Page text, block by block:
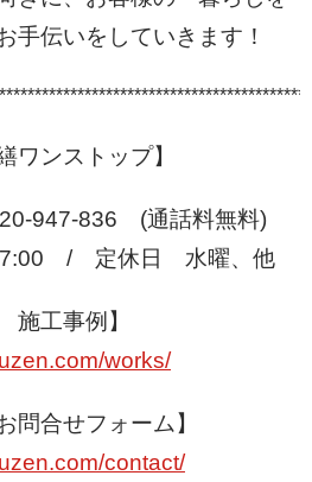
手伝いをしていきます！
ワンストップ】
947-836 (通話料無料)
/ 定休日 水曜、他
施工事例】
works/
問合せフォーム】
contact/